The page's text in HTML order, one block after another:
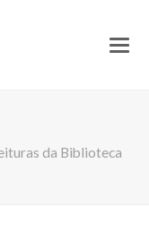
da Biblioteca